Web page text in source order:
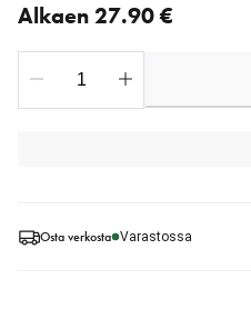
Osta verkosta Varastossa
Alkaen 27.90 €